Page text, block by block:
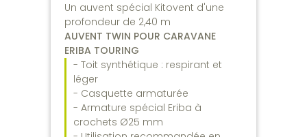
Un auvent spécial Kitovent d'une
profondeur de 2,40 m
AUVENT TWIN POUR CARAVANE
ERIBA TOURING
- Toit synthétique : respirant et
léger
- Casquette armaturée
- Armature spécial Eriba à
crochets Ø25 mm